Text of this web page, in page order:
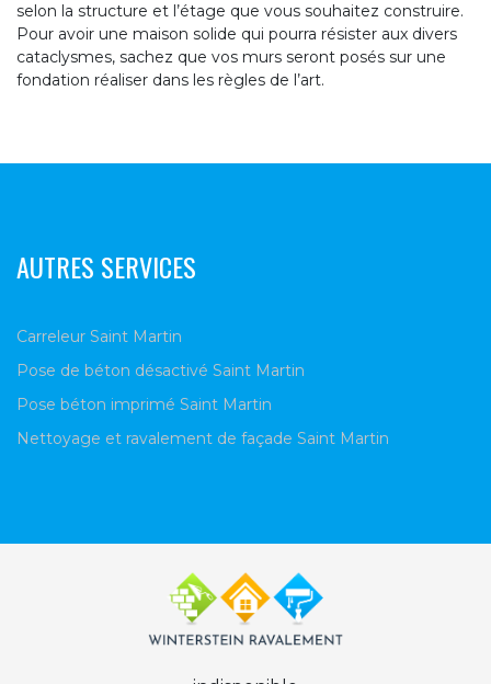
selon la structure et l’étage que vous souhaitez construire.
Pour avoir une maison solide qui pourra résister aux divers
cataclysmes, sachez que vos murs seront posés sur une
fondation réaliser dans les règles de l’art.
AUTRES SERVICES
Carreleur Saint Martin
Pose de béton désactivé Saint Martin
Pose béton imprimé Saint Martin
Nettoyage et ravalement de façade Saint Martin